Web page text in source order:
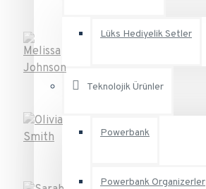
Lüks Hediyelik Setler
Teknolojik Ürünler
Powerbank
Powerbank Organizerler